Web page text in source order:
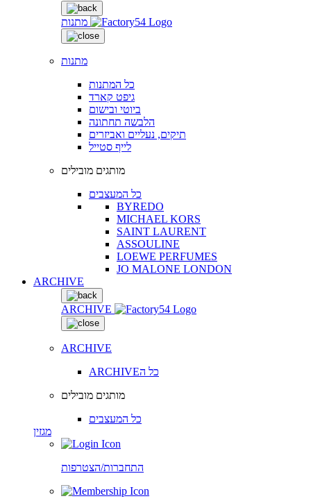
מתנות
מתנות
כל המתנות
גיפט קארד
ביוטי ובישום
הלבשה תחתונה
תיקים, נעליים ואביזרים
לייף סטייל
מותגים מובילים
כל המעצבים
BYREDO
MICHAEL KORS
SAINT LAURENT
ASSOULINE
LOEWE PERFUMES
JO MALONE LONDON
ARCHIVE
ARCHIVE
ARCHIVE
ARCHIVEכל ה
מותגים מובילים
כל המעצבים
מגזין
התחברות/הצטרפות